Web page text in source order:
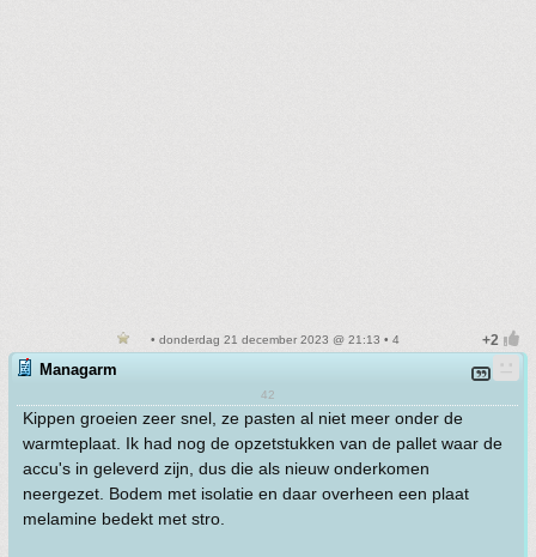
• donderdag 21 december 2023 @ 21:13 • 4
Managarm
42
Kippen groeien zeer snel, ze pasten al niet meer onder de
warmteplaat. Ik had nog de opzetstukken van de pallet waar de
accu's in geleverd zijn, dus die als nieuw onderkomen
neergezet. Bodem met isolatie en daar overheen een plaat
melamine bedekt met stro.